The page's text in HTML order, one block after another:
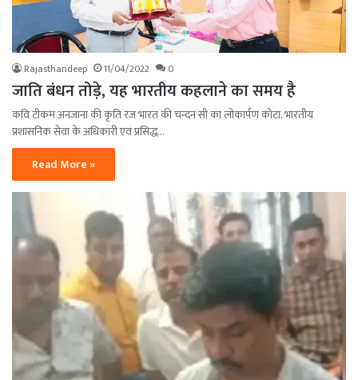
Rajasthandeep 11/04/2022 0
जाति बंधन तोड़े, यह भारतीय कहलाने का समय है
कवि टीकम अनजाना की कृति रज भारत की चन्दन सी का लोकार्पण कोटा. भारतीय
प्रशासनिक सेवा के अधिकारी एवं प्रसिद्ध…
Read More »